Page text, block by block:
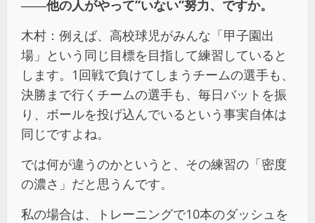
――他の人がやって”いない”努力、ですか。
木村：例えば、高校球児がみんな「甲子園出
場」という同じ目標を目指して練習していると
します。1回戦で負けてしまうチームの選手も、
決勝まで行くチームの選手も、毎日バットを振
り、ボールを投げ込んでいるという事実自体は
同じですよね。
では何が違うのかというと、その練習の「密度
の濃さ」だと思うんです。
私の場合は、トレーニングで10本のダッシュを